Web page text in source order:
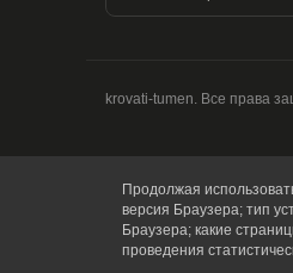
krovati-tumen. Все права
Продолжая
версия Браузера; тип
Браузера; какие
проведения